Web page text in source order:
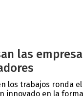
las
los trabajos ronda el
innovado en la